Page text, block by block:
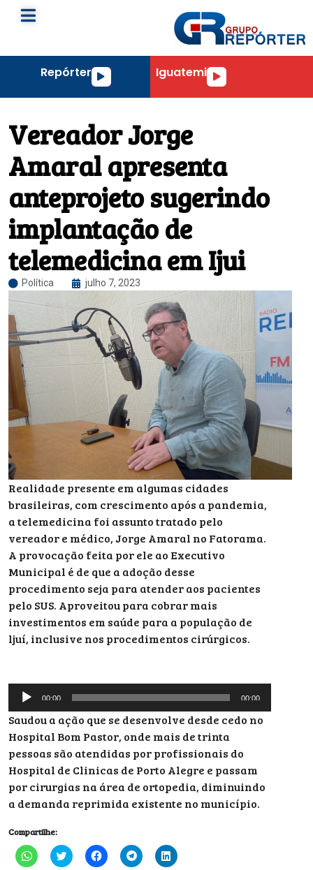
RepórterTocador
IguatemiTocador
Vereador Jorge
Amaral apresenta
anteprojeto sugerindo
implantação de
telemedicina em Ijui
Política julho 7, 2023
Realidade presente em algumas cidades
brasileiras, com crescimento após a pandemia,
a telemedicina foi assunto tratado pelo
vereador e médico, Jorge Amaral no Fatorama.
A provocação feita por ele ao Executivo
Municipal é de que a adoção desse
procedimento seja para atender aos pacientes
pelo SUS. Aproveitou para cobrar mais
investimentos em saúde para a população de
ljuí, inclusive nos procedimentos cirúrgicos.
Tocador
de
áudio
00:00 00:00
Saudou a ação que se desenvolve desde cedo no
Hospital Bom Pastor, onde mais de trinta
pessoas são atendidas por profissionais do
Hospital de Clinicas de Porto Alegre e passam
por cirurgias na área de ortopedia, diminuindo
a demanda reprimida existente no município.
Compartilhe:
Clique
para
Clique
para
Clique
para
Clique
para
Clique
para